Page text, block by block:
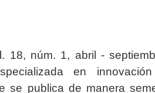
18, núm. 1, abril -
en
se publica de manera